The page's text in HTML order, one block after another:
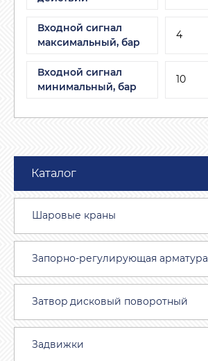
Входной сигнал
максимальный, бар
4
Входной сигнал
минимальный, бар
10
Каталог
Шаровые краны
Запорно-регулирующая арматура
Затвоp дискoвый пoвoротный
Задвижки